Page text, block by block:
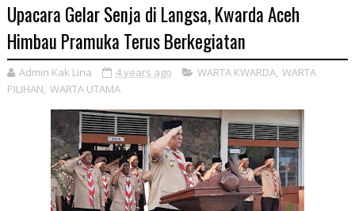
Upacara Gelar Senja di Langsa, Kwarda Aceh
Himbau Pramuka Terus Berkegiatan
Admin Kak Lina 4 years ago WARTA KWARDA, WARTA
PILIHAN, WARTA UTAMA